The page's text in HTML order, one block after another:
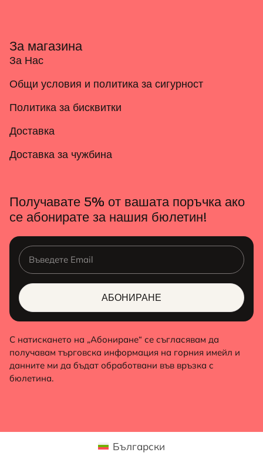
За магазина
За Нас
Общи условия и политика за сигурност
Политика за бисквитки
Доставка
Доставка за чужбина
Получавате 5% от вашата поръчка ако
се абонирате за нашия бюлетин!
АБОНИРАНЕ
ALTERNATIVE:
С натискането на „Абониране“ се съгласявам да
получавам търговска информация на горния имейл и
данните ми да бъдат обработвани във връзка с
бюлетина.
Български